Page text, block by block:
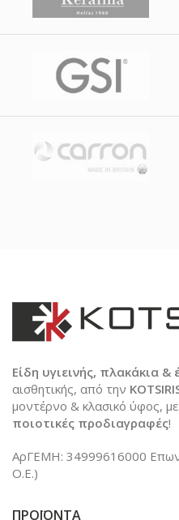
Είδη υγιεινής, πλακάκια
αισθητικής, από την
μοντέρνο & κλασικό ύφος, με
ποιοτικές προδιαγραφές!
ΑρΓΕΜΗ: 34999616000
Ο.Ε.)
ΠΡΟΪΟΝΤΑ